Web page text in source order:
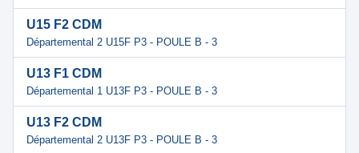
U15 F2 CDM
Départemental 2 U15F P3 - POULE B - 3
U13 F1 CDM
Départemental 1 U13F P3 - POULE B - 3
U13 F2 CDM
Départemental 2 U13F P3 - POULE B - 3